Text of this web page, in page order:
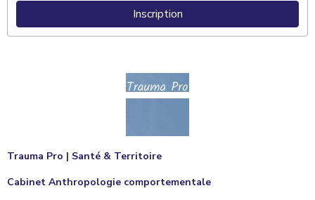
Inscription
Trauma Pro | Santé & Territoire
Cabinet Anthropologie comportementale